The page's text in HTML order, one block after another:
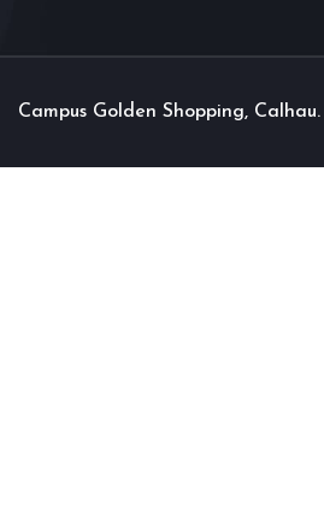
Campus Golden Shopping,